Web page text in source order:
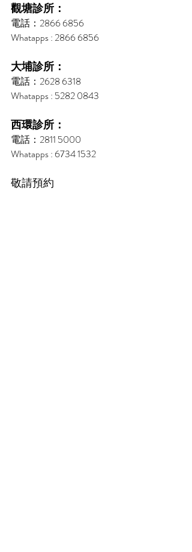
觀塘診所：
電話：2866 6856
Whatapps : 2866 6856
大埔診所：
電話：2628 6318
Whatapps : 5282 0843
西環診所：
電話：2811 5000
Whatapps : 6734 1532
敬請預約